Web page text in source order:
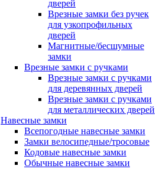
дверей
Врезные замки без ручек
для узкопрофильных
дверей
Магнитные/бесшумные
замки
Врезные замки с ручками
Врезные замки с ручками
для деревянных дверей
Врезные замки с ручками
для металлических дверей
Навесные замки
Всепогодные навесные замки
Замки велосипедные/тросовые
Кодовые навесные замки
Обычные навесные замки